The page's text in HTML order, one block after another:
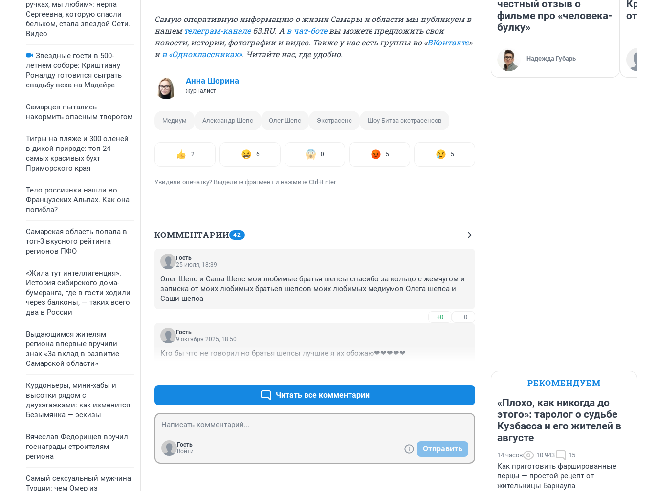
ручках, мы любим»: нерпа
Сергеевна, которую спасли
бельком, стала звездой Сети.
Видео
Звездные гости в 500-
летнем соборе: Криштиану
Роналду готовится сыграть
свадьбу века на Мадейре
Самарцев пытались
накормить опасным творогом
Тигры на пляже и 300 оленей
в дикой природе: топ-24
самых красивых бухт
Приморского края
Тело россиянки нашли во
Французских Альпах. Как она
погибла?
Самарская область попала в
топ-3 вкусного рейтинга
регионов ПФО
«Жила тут интеллигенция».
История сибирского дома-
бумеранга, где в гости ходили
через балконы, — таких всего
два в России
Выдающимся жителям
региона впервые вручили
знак «За вклад в развитие
Самарской области»
Курдоньеры, мини-хабы и
высотки рядом с
двухэтажками: как изменится
Безымянка — эскизы
Вячеслав Федорищев вручил
госнаграды строителям
региона
Самый сексуальный мужчина
Турции: чем Омер из
Самую оперативную информацию о жизни Самары и области мы публикуем в
нашемтелеграм-канале63.RU. А в чат-ботевы можете предложить свои
новости, истории, фотографии и видео. Также у нас есть группы во «ВКонтакте»
и в «Одноклассниках». Читайте нас, где удобно.
Анна Шорина
журналист
Медиум Александр Шепс Олег Шепс Экстрасенс Шоу Битва экстрасенсов
2 6 0 5 5
Увидели опечатку? Выделите фрагмент и нажмите Ctrl+Enter
КОММЕНТАРИИ 42
Гость
25 июля, 18:39
Олег Шепс и Саша Шепс мои любимые братья шепсы спасибо за кольцо с жемчугом и
записка от моих любимых братьев шепсов моих любимых медиумов Олега шепса и
Саши шепса
+0 –0
Гость
9 октября 2025, 18:50
Кто бы что не говорил но братья шепсы лучшие я их обожаю❤❤❤❤❤
Читать все комментарии
Гость
Войти
Отправить
честный отзыв о
фильме про «человека-
булку»
Надежда Губарь
Крым
РЕКОМЕНДУЕМ
«Плохо, как никогда до
этого»: таролог о судьбе
Кузбасса и его жителей в
августе
14 часов 10 943 15
Как приготовить фаршированные
перцы — простой рецепт от
жительницы Барнаула